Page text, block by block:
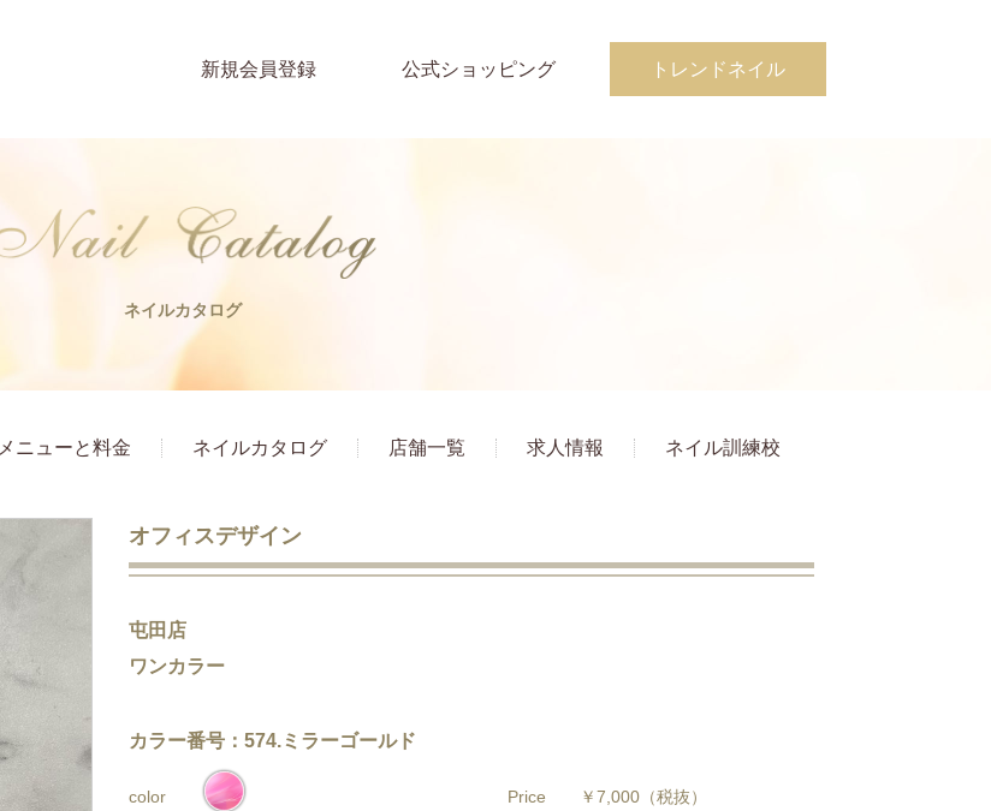
新規会員登録 公式ショッピング トレンドネイル
ネイルカタログ
メニューと料金 ネイルカタログ 店舗一覧 求人情報 ネイル訓練校
オフィスデザイン
屯田店
ワンカラー
カラー番号：574.ミラーゴールド
color Price ￥7,000 （税抜）